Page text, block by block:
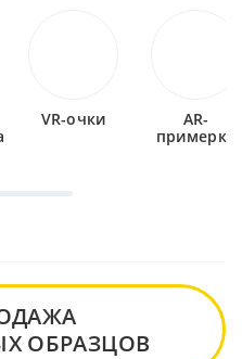
VR-очки
AR-
примерка
ОБРАЗЦОВ